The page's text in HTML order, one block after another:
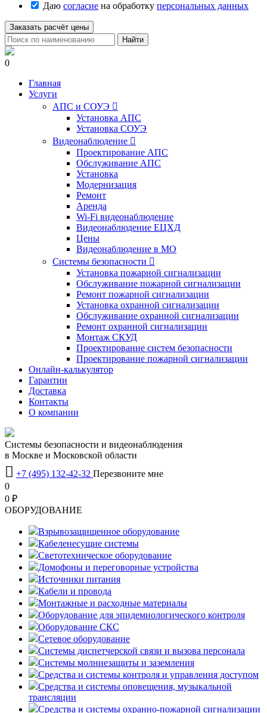
Даю согласие на обработку персональных данных
Заказать расчёт цены
Найти
0
Главная
Услуги
АПС и СОУЭ 
Установка АПС
Установка СОУЭ
Видеонаблюдение 
Проектирование АПС
Обслуживание АПС
Установка
Модернизация
Ремонт
Аренда
Wi-Fi видеонаблюдение
Видеонаблюдение ЕЦХД
Цены
Видеонаблюдение в МО
Системы безопасности 
Установка пожарной сигнализации
Обслуживание пожарной сигнализации
Ремонт пожарной сигнализации
Установка охранной сигнализации
Обслуживание охранной сигнализации
Ремонт охранной сигнализации
Монтаж СКУД
Проектирование систем безопасности
Проектирование пожарной сигнализации
Онлайн-калькулятор
Гарантии
Доставка
Контакты
О компании
Системы безопасности и видеонаблюдения
в Москве и Московской области
 +7 (495) 132-42-32 Перезвоните мне
0
0 ₽
OБОРУДОВАНИЕ
Взрывозащищенное оборудование
Кабеленесущие системы
Светотехническое оборудование
Домофоны и переговорные устройства
Источники питания
Кабели и провода
Монтажные и расходные материалы
Оборудование для эпидемиологического контроля
Оборудование СКС
Сетевое оборудование
Системы диспетчерской связи и вызова персонала
Системы молниезащиты и заземления
Средства и системы контроля и управления доступом
Средства и системы оповещения, музыкальной
трансляции
Средства и системы охранно-пожарной сигнализации